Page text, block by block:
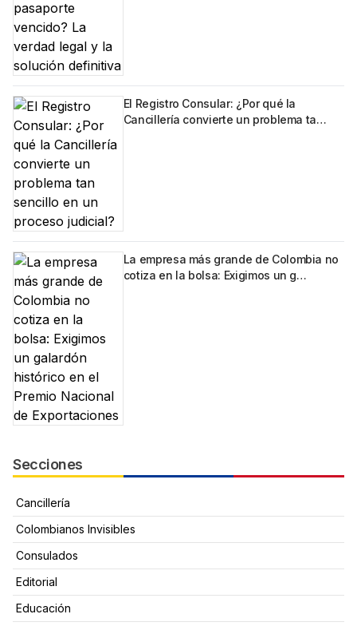
El Registro Consular: ¿Por qué la
Cancillería convierte un problema ta…
La empresa más grande de Colombia no
cotiza en la bolsa: Exigimos un g…
Secciones
Cancillería
Colombianos Invisibles
Consulados
Editorial
Educación